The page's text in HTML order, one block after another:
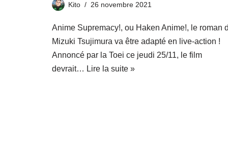
Kito 26 novembre 2021
Anime Supremacy!, ou Haken Anime!, le roman
Mizuki Tsujimura va être adapté en live-action !
Annoncé par la Toei ce jeudi 25/11, le film
devrait… Lire la suite »